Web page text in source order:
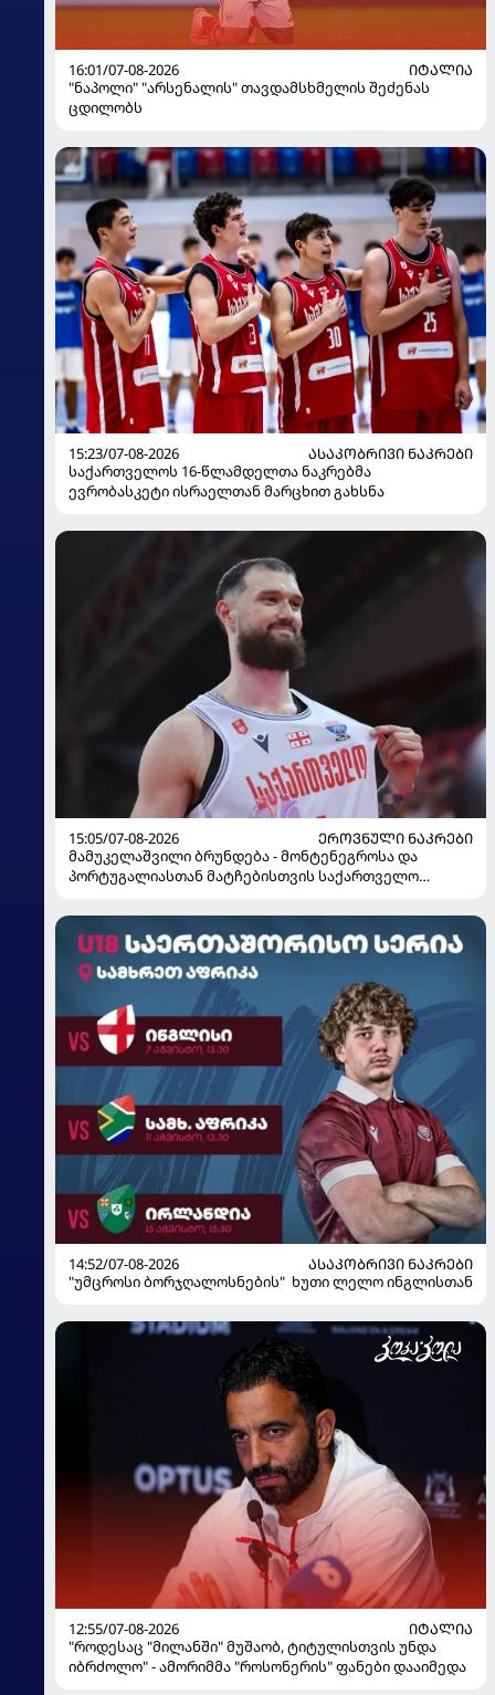
16:01/07-08-2026
ᲘᲢᲐᲚᲘᲐ
"ნაპოლი" "არსენალის" თავდამსხმელის შეძენას
ცდილობს
15:23/07-08-2026
ᲐᲡᲐᲙᲝᲑᲠᲘᲕᲘ ᲜᲐᲙᲠᲔᲑᲘ
საქართველოს 16-წლამდელთა ნაკრებმა
ევრობასკეტი ისრაელთან მარცხით გახსნა
15:05/07-08-2026
ᲔᲠᲝᲕᲜᲣᲚᲘ ᲜᲐᲙᲠᲔᲑᲘ
მამუკელაშვილი ბრუნდება - მონტენეგროსა და
პორტუგალიასთან მატჩებისთვის საქართველო
14:52/07-08-2026
ᲐᲡᲐᲙᲝᲑᲠᲘᲕᲘ ᲜᲐᲙᲠᲔᲑᲘ
"უმცროსი ბორჯღალოსნების" ხუთი ლელო ინგლისთან
12:55/07-08-2026
ᲘᲢᲐᲚᲘᲐ
"როდესაც "მილანში" მუშაობ, ტიტულისთვის უნდა
იბრძოლო" - ამორიმმა "როსონერის" ფანები დააიმედა